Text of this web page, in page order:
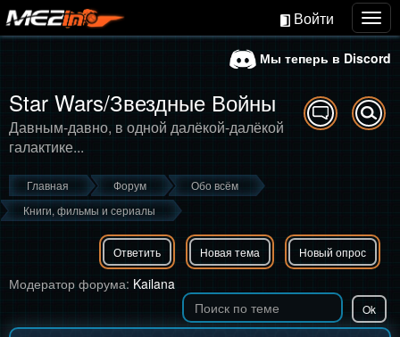
Войти
Мы теперь в Discord
Star Wars/Звездные Войны
Давным-давно, в одной далёкой-далёкой
галактике...
Главная Форум
Обо всём
Книги, фильмы и сериалы
Ответить Новая тема Новый опрос
Модератор форума: Kailana